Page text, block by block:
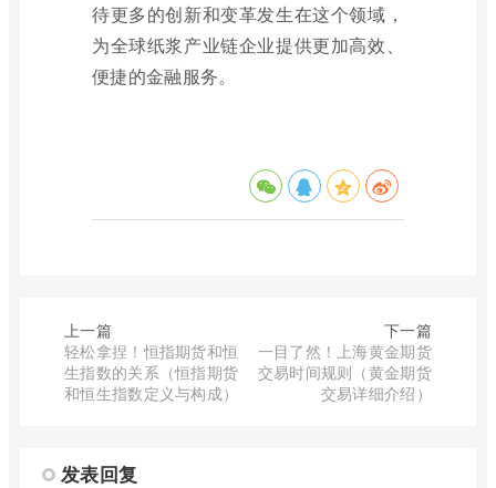
待更多的创新和变革发生在这个领域，
为全球纸浆产业链企业提供更加高效、
便捷的金融服务。
上一篇
轻松拿捏！恒指期货和恒
生指数的关系（恒指期货
和恒生指数定义与构成）
下一篇
一目了然！上海黄金期货
交易时间规则（黄金期货
交易详细介绍）
发表回复